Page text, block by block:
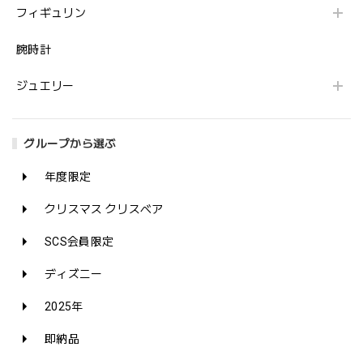
フィギュリン
腕時計
ジュエリー
グループから選ぶ
年度限定
クリスマス クリスベア
SCS会員限定
ディズニー
2025年
即納品